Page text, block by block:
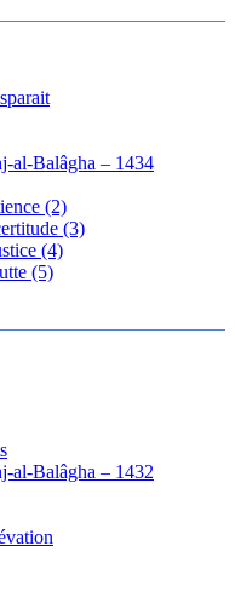
al-Balâgha – 1434
(2)
(3)
(4)
(5)
al-Balâgha – 1432